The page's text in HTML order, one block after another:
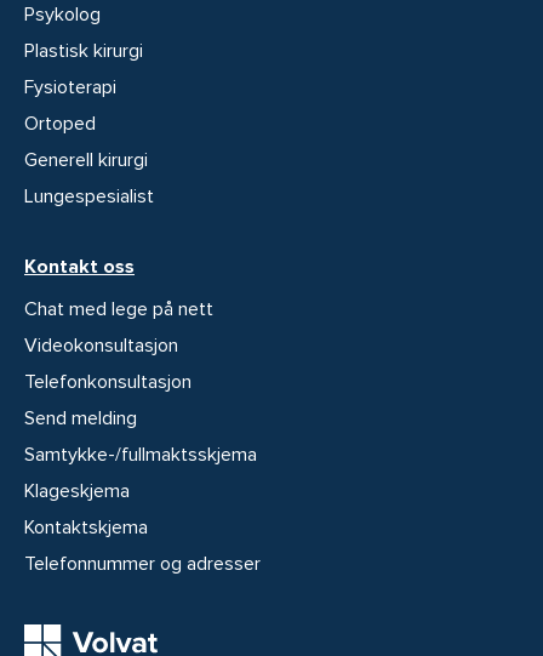
Psykolog
Plastisk kirurgi
Fysioterapi
Ortoped
Generell kirurgi
Lungespesialist
Kontakt oss
Chat med lege på nett
Videokonsultasjon
Telefonkonsultasjon
Send melding
Samtykke-/fullmaktsskjema
Klageskjema
Kontaktskjema
Telefonnummer og adresser